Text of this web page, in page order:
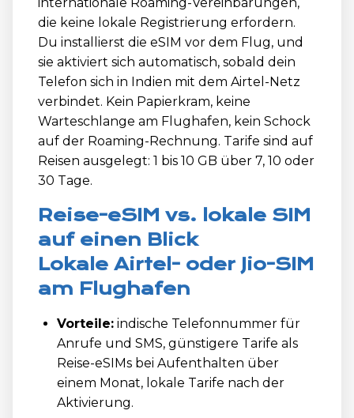
die keine lokale Registrierung erfordern.
Du installierst die eSIM vor dem Flug, und
sie aktiviert sich automatisch, sobald dein
Telefon sich in Indien mit dem Airtel-Netz
verbindet. Kein Papierkram, keine
Warteschlange am Flughafen, kein Schock
auf der Roaming-Rechnung. Tarife sind auf
Reisen ausgelegt: 1 bis 10 GB über 7, 10 oder
30 Tage.
Reise-eSIM vs. lokale SIM
auf einen Blick
Lokale Airtel- oder Jio-SIM
am Flughafen
Vorteile: indische Telefonnummer für
Anrufe und SMS, günstigere Tarife als
Reise-eSIMs bei Aufenthalten über
einem Monat, lokale Tarife nach der
Aktivierung.